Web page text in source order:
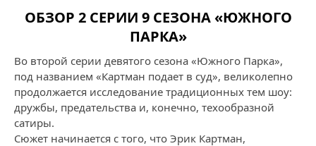
ОБЗОР 2 СЕРИИ 9 СЕЗОНА «ЮЖНОГО
ПАРКА»
Во второй серии девятого сезона «Южного Парка»,
под названием «Картман подает в суд», великолепно
продолжается исследование традиционных тем шоу:
дружбы, предательства и, конечно, техообразной
сатиры.
Сюжет начинается с того, что Эрик Картман,